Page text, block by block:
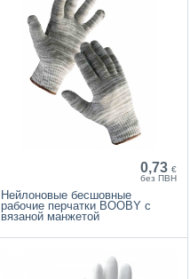
0,73 €
без ПВН
Нейлоновые бесшовные
рабочие перчатки BOOBY с
вязаной манжетой